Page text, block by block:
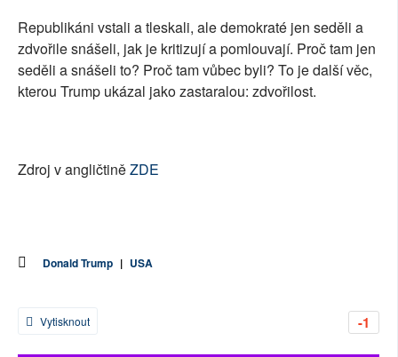
Republikáni vstali a tleskali, ale demokraté jen seděli a
zdvořile snášeli, jak je kritizují a pomlouvají. Proč tam jen
seděli a snášeli to? Proč tam vůbec byli? To je další věc,
kterou Trump ukázal jako zastaralou: zdvořilost.
Zdroj v angličtiněZDE
Donald Trump | USA
-1
Vytisknout